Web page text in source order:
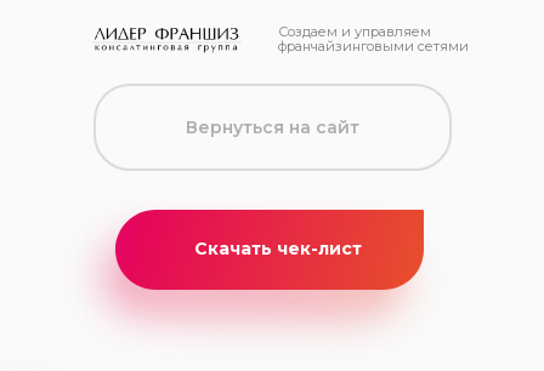
Скачать чек-лист
Создаем и управляем
франчайзинговыми сетями
Вернуться на сайт